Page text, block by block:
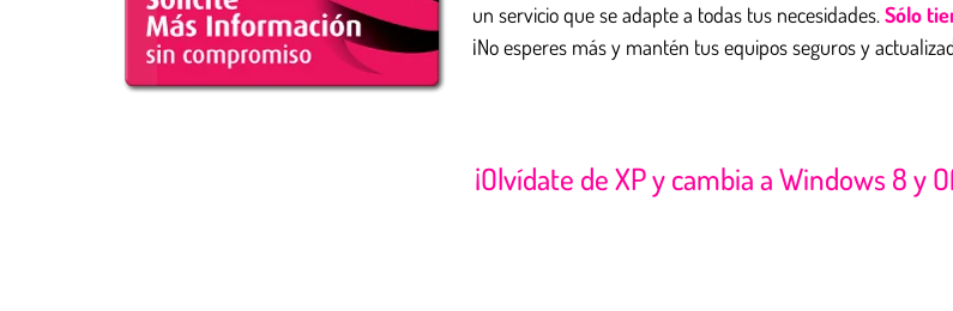
un servicio que se adapte a todas tus necesidades. Sólo
¡No esperes más y mantén tus equipos seguros y
¡Olvídate de XP y cambia a Windows 8 y